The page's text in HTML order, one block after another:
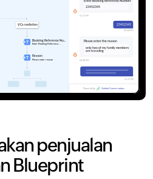
penjualan
Blueprint